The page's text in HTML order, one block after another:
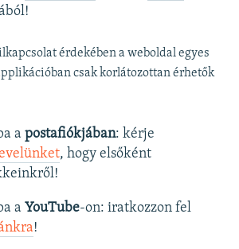
érdekében a weboldal egyes
csak korlátozottan érhetők
a postafiókjában: kérje
, hogy elsőként
a YouTube-on: iratkozzon fel
!